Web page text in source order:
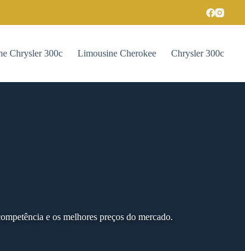
Chrysler 300c Limousine Cherokee Chrysler 300c
e os melhores preços do mercado.